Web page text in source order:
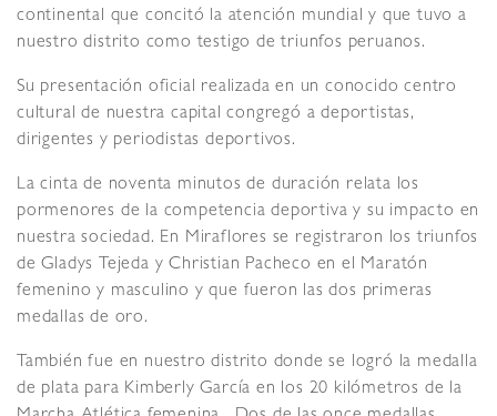
continental que concitó la atención mundial y que tuvo a
nuestro distrito como testigo de triunfos peruanos.
Su presentación oficial realizada en un conocido centro
cultural de nuestra capital congregó a deportistas,
dirigentes y periodistas deportivos.
La cinta de noventa minutos de duración relata los
pormenores de la competencia deportiva y su impacto en
nuestra sociedad. En Miraflores se registraron los triunfos
de Gladys Tejeda y Christian Pacheco en el Maratón
femenino y masculino y que fueron las dos primeras
medallas de oro.
También fue en nuestro distrito donde se logró la medalla
de plata para Kimberly García en los 20 kilómetros de la